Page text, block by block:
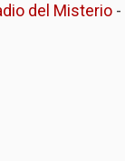
del Misterio -